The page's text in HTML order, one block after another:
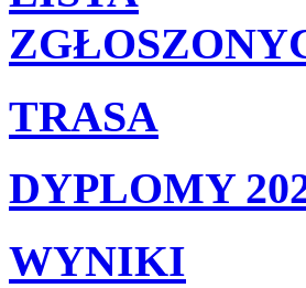
TRASA
DYPLOMY
WYNIKI